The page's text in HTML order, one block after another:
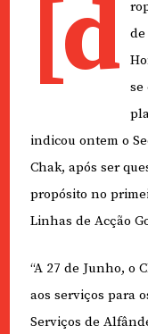
[d
se
indicou ontem o
Chak, após ser
propósito no
Linhas de Acção
“A 27 de Junho, o
aos serviços para
Serviços de